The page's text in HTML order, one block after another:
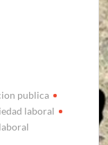
publica
laboral